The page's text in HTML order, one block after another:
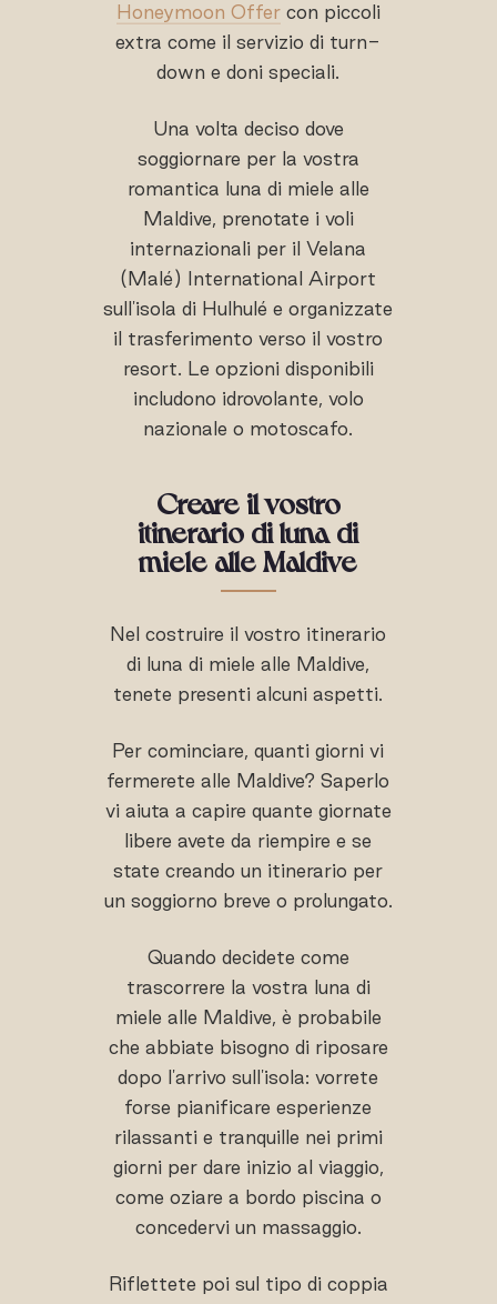
Honeymoon Offercon piccoli
extra come il servizio di turn-
down e doni speciali.
Una volta deciso dove
soggiornare per la vostra
romantica luna di miele alle
Maldive, prenotate i voli
internazionali per il Velana
(Malé) International Airport
sull'isola di Hulhulé e organizzate
il trasferimento verso il vostro
resort. Le opzioni disponibili
includono idrovolante, volo
nazionale o motoscafo.
Creare il vostro
itinerario di luna di
miele alle Maldive
Nel costruire il vostro itinerario
di luna di miele alle Maldive,
tenete presenti alcuni aspetti.
Per cominciare, quanti giorni vi
fermerete alle Maldive? Saperlo
vi aiuta a capire quante giornate
libere avete da riempire e se
state creando un itinerario per
un soggiorno breve o prolungato.
Quando decidete come
trascorrere la vostra luna di
miele alle Maldive, è probabile
che abbiate bisogno di riposare
dopo l'arrivo sull'isola: vorrete
forse pianificare esperienze
rilassanti e tranquille nei primi
giorni per dare inizio al viaggio,
come oziare a bordo piscina o
concedervi un massaggio.
Riflettete poi sul tipo di coppia